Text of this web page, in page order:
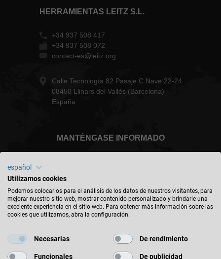
HERRAMIENTAS LEITZ S.L.
+34 937 508 417
+34 937 508 072
contact-es@leitz.org
Calle Tecnología 82 Pasaje C Nave 22-24
08450 Llinars del Vallès (Barcelona)
España
MANTÉNGASE INFORMADO
España - español
español
Utilizamos cookies
Podemos colocarlos para el análisis de los datos de nuestros visitantes, para
mejorar nuestro sitio web, mostrar contenido personalizado y brindarle una
excelente experiencia en el sitio web. Para obtener más información sobre las
cookies que utilizamos, abra la configuración.
Necesarias De rendimiento
Funcionales De publicidad